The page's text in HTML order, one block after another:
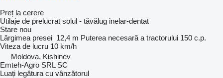
Preț la cerere
Utilaje de prelucrat solul - tăvălug inelar-dentat
Stare nou
Lărgimea presei 12,4 m Puterea necesară a tractorului 150 c.p.
Viteza de lucru 10 km/h
Moldova, Kishinev
Emteh-Agro SRL SC
Luați legătura cu vânzătorul